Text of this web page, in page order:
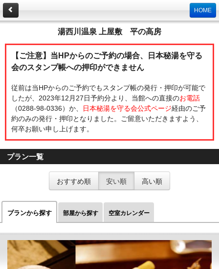
HOME
湯西川温泉 上屋敷 平の高房
【ご注意】当HPからのご予約の場合、日本秘湯を守る
会のスタンプ帳への押印ができません
従前は当HPからのご予約でもスタンプ帳の発行・押印が可能で
したが、2023年12月27日予約分より、当館への直接のお電話
（0288-98-0336）か、
日本秘湯を守る会公式ページ経由のご予
約のみの発行・押印となりました。ご留意いただきますよう、
何卒お願い申し上げます。
プラン一覧
おすすめ順 安い順 高い順
プランから探す 部屋から探す 空室カレンダー